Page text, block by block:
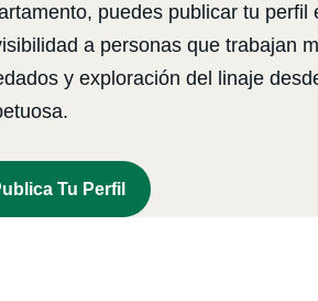
puedes publicar tu perfil
a personas que trabajan
y exploración del linaje
Tu Perfil